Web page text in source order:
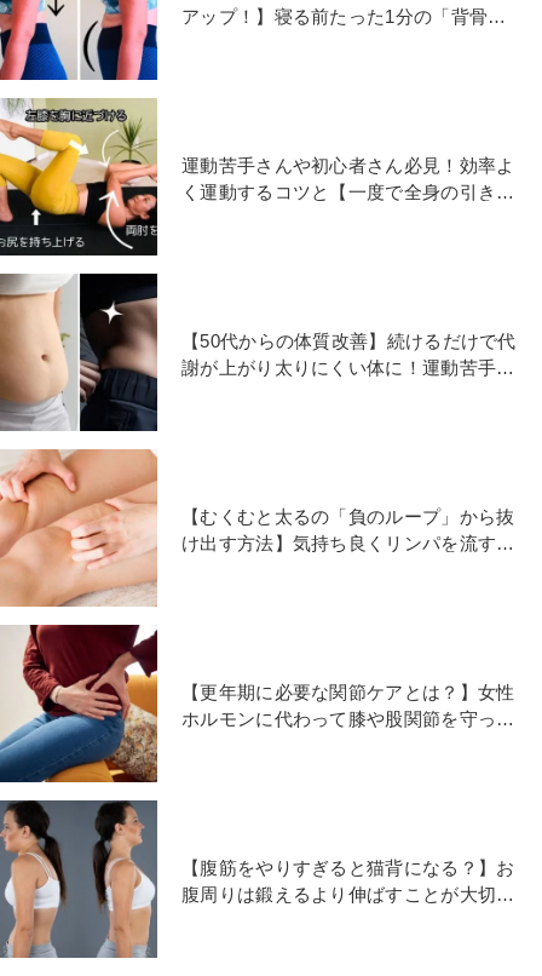
アップ！】寝る前たった1分の「背骨リ
運動苦手さんや初心者さん必見！効率よ
く運動するコツと【一度で全身の引き締
【50代からの体質改善】続けるだけで代
謝が上がり太りにくい体に！運動苦手で
【むくむと太るの「負のループ」から抜
け出す方法】気持ち良くリンパを流す極
【更年期に必要な関節ケアとは？】女性
ホルモンに代わって膝や股関節を守って
【腹筋をやりすぎると猫背になる？】お
腹周りは鍛えるより伸ばすことが大切